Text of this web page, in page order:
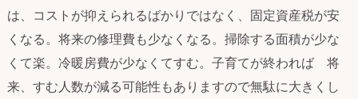
は、コストが抑えられるばかりではなく、固定資産税が安
くなる。将来の修理費も少なくなる。掃除する面積が少な
くて楽。冷暖房費が少なくてすむ。子育てが終われば 将
来、すむ人数が減る可能性もありますので無駄に大きくし